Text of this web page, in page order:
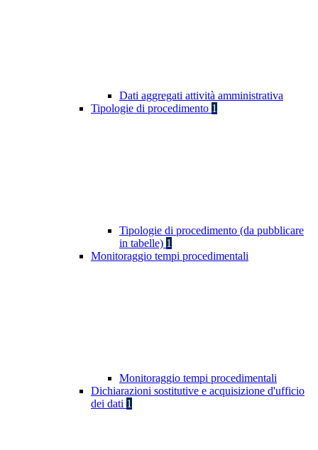
Dati aggregati attività amministrativa
Tipologie di procedimento 1
Tipologie di procedimento (da pubblicare
in tabelle) 1
Monitoraggio tempi procedimentali
Monitoraggio tempi procedimentali
Dichiarazioni sostitutive e acquisizione d'ufficio
dei dati 1